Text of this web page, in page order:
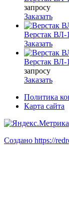
запросу
Заказать
Верстак
Заказать
Верстак
запросу
Заказать
Политика
Карта сайта
Создано https://